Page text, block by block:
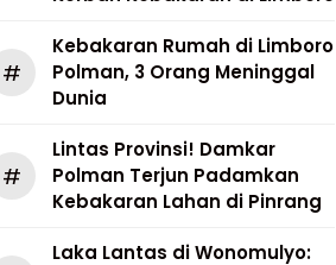
#
Kebakaran Rumah di Limboro
Polman, 3 Orang Meninggal
Dunia
#
Lintas Provinsi! Damkar
Polman Terjun Padamkan
Kebakaran Lahan di Pinrang
Laka Lantas di Wonomulyo: